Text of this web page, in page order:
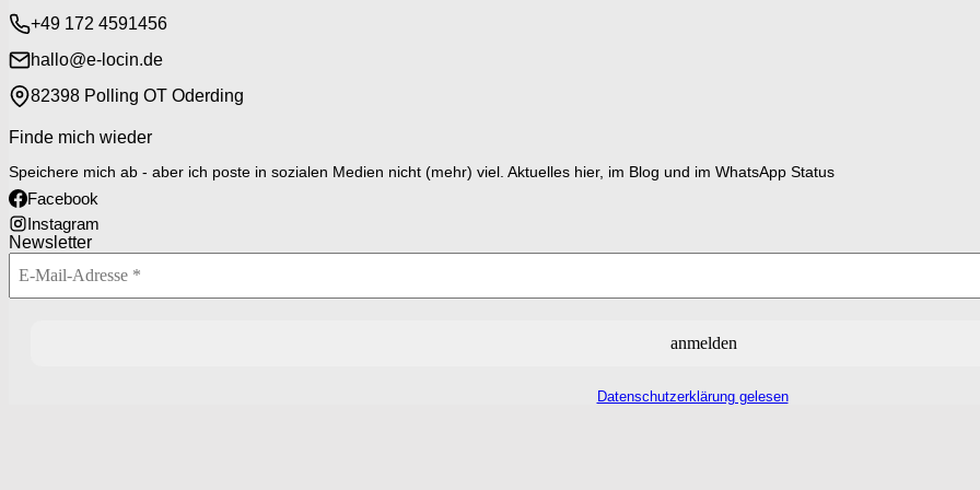
+49 172 4591456
hallo@e-locin.de
82398 Polling OT Oderding
Finde mich wieder
Speichere mich ab - aber ich poste in sozialen Medien nicht (mehr) viel. Aktuelles hier, im Blog und im WhatsApp Status
Facebook
Instagram
Newsletter
Datenschutzerklärung gelesen